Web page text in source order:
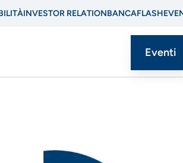
INVESTOR RELATIONBANCAFLASH
Eventi